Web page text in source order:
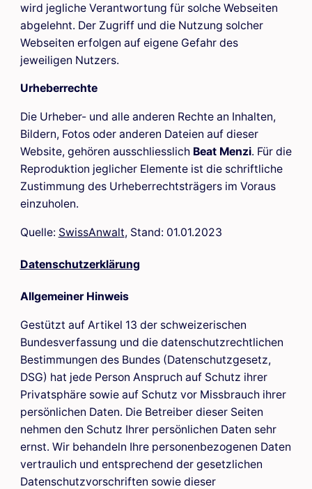
wird jegliche Verantwortung für solche Webseiten
abgelehnt. Der Zugriff und die Nutzung solcher
Webseiten erfolgen auf eigene Gefahr des
jeweiligen Nutzers.
Urheberrechte
Die Urheber- und alle anderen Rechte an Inhalten,
Bildern, Fotos oder anderen Dateien auf dieser
Website, gehören ausschliesslich Beat Menzi. Für die
Reproduktion jeglicher Elemente ist die schriftliche
Zustimmung des Urheberrechtsträgers im Voraus
einzuholen.
Quelle: SwissAnwalt, Stand: 01.01.2023
Datenschutzerklärung
Allgemeiner Hinweis
Gestützt auf Artikel 13 der schweizerischen
Bundesverfassung und die datenschutzrechtlichen
Bestimmungen des Bundes (Datenschutzgesetz,
DSG) hat jede Person Anspruch auf Schutz ihrer
Privatsphäre sowie auf Schutz vor Missbrauch ihrer
persönlichen Daten. Die Betreiber dieser Seiten
nehmen den Schutz Ihrer persönlichen Daten sehr
ernst. Wir behandeln Ihre personenbezogenen Daten
vertraulich und entsprechend der gesetzlichen
Datenschutzvorschriften sowie dieser